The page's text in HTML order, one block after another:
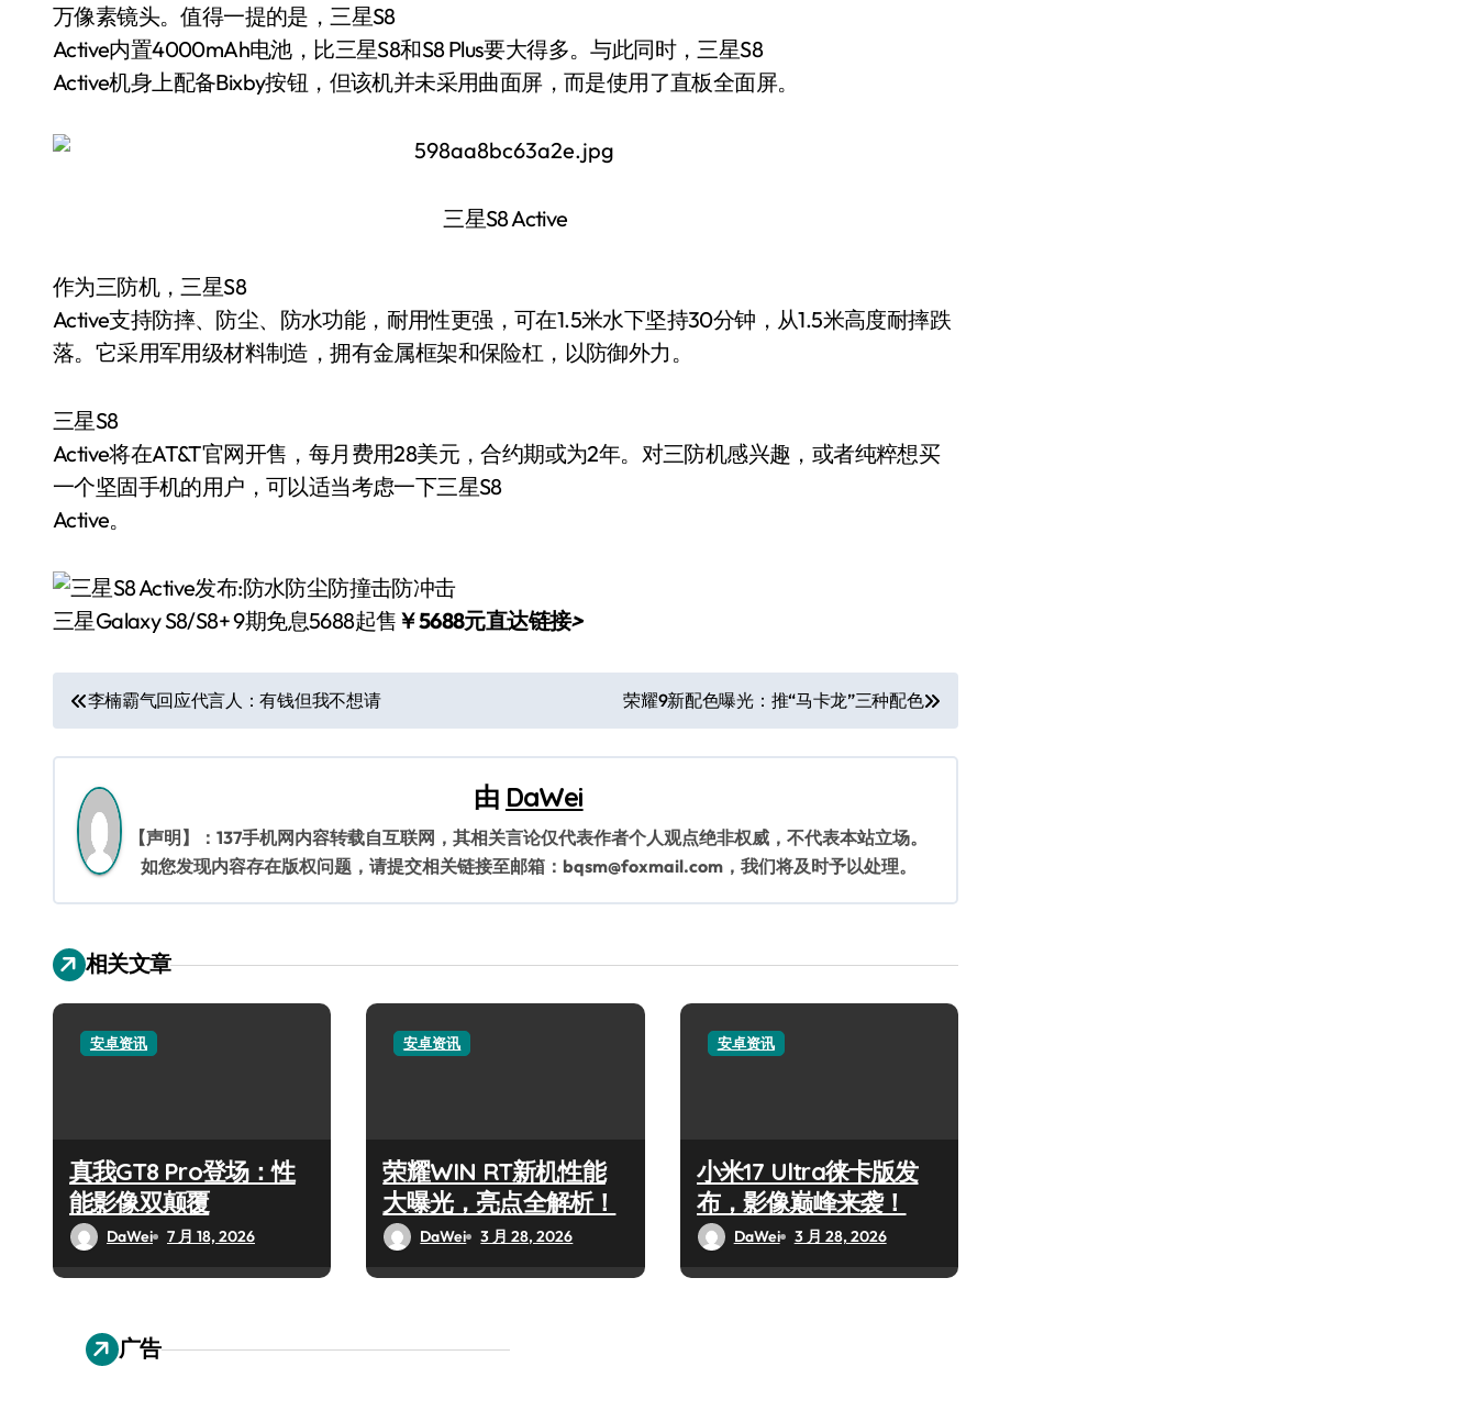
万像素镜头。值得一提的是，三星S8
Active内置4000mAh电池，比三星S8和S8 Plus要大得多。与此同时，三星S8
Active机身上配备Bixby按钮，但该机并未采用曲面屏，而是使用了直板全面屏。
三星S8 Active
作为三防机，三星S8
Active支持防摔、防尘、防水功能，耐用性更强，可在1.5米水下坚持30分钟，从1.5米高度耐摔跌
落。它采用军用级材料制造，拥有金属框架和保险杠，以防御外力。
三星S8
Active将在AT&T官网开售，每月费用28美元，合约期或为2年。对三防机感兴趣，或者纯粹想买
一个坚固手机的用户，可以适当考虑一下三星S8
Active。
三星Galaxy S8/S8+ 9期免息5688起售 ￥5688元直达链接>
文
章
导
航
李楠霸气回应代言人：有钱但我不想请 荣耀9新配色曝光：推“马卡龙”三种配色
由 DaWei
【声明】：137手机网内容转载自互联网，其相关言论仅代表作者个人观点绝非权威，不代表本站立场。
如您发现内容存在版权问题，请提交相关链接至邮箱：bqsm@foxmail.com，我们将及时予以处理。
相关文章
安卓资讯
真我GT8 Pro登场：性
能影像双颠覆
DaWei 7 月 18, 2026
安卓资讯
荣耀WIN RT新机性能
大曝光，亮点全解析！
DaWei 3 月 28, 2026
安卓资讯
小米17 Ultra徕卡版发
布，影像巅峰来袭！
DaWei 3 月 28, 2026
广告